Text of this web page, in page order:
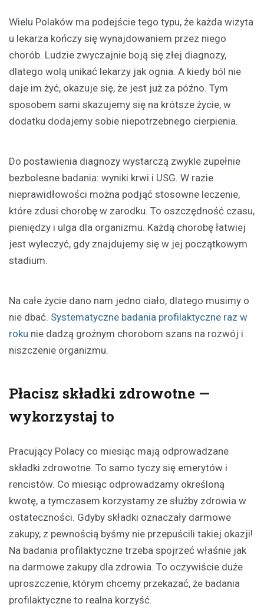
Wielu Polaków ma podejście tego typu, że każda wizyta
u lekarza kończy się wynajdowaniem przez niego
chorób. Ludzie zwyczajnie boją się złej diagnozy,
dlatego wolą unikać lekarzy jak ognia. A kiedy ból nie
daje im żyć, okazuje się, że jest już za późno. Tym
sposobem sami skazujemy się na krótsze życie, w
dodatku dodajemy sobie niepotrzebnego cierpienia.
Do postawienia diagnozy wystarczą zwykle zupełnie
bezbolesne badania: wyniki krwi i USG. W razie
nieprawidłowości można podjąć stosowne leczenie,
które zdusi chorobę w zarodku. To oszczędność czasu,
pieniędzy i ulga dla organizmu. Każdą chorobę łatwiej
jest wyleczyć, gdy znajdujemy się w jej początkowym
stadium.
Na całe życie dano nam jedno ciało, dlatego musimy o
nie dbać. Systematyczne badania profilaktyczne raz w
roku nie dadzą groźnym chorobom szans na rozwój i
niszczenie organizmu.
Płacisz składki zdrowotne —
wykorzystaj to
Pracujący Polacy co miesiąc mają odprowadzane
składki zdrowotne. To samo tyczy się emerytów i
rencistów. Co miesiąc odprowadzamy określoną
kwotę, a tymczasem korzystamy ze służby zdrowia w
ostateczności. Gdyby składki oznaczały darmowe
zakupy, z pewnością byśmy nie przepuścili takiej okazji!
Na badania profilaktyczne trzeba spojrzeć właśnie jak
na darmowe zakupy dla zdrowia. To oczywiście duże
uproszczenie, którym chcemy przekazać, że badania
profilaktyczne to realna korzyść.